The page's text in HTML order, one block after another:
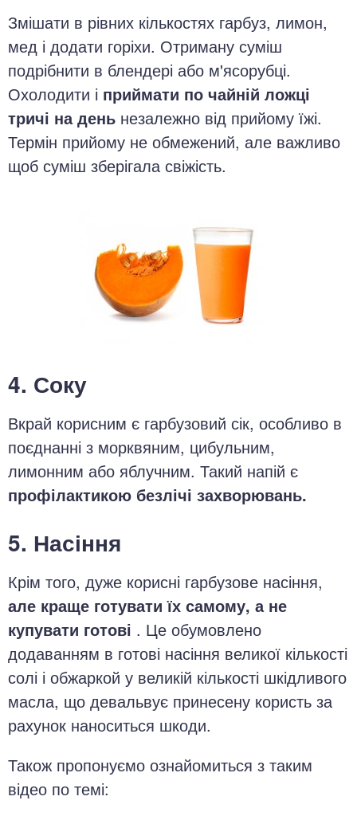
Змішати в рівних кількостях гарбуз, лимон,
мед і додати горіхи. Отриману суміш
подрібнити в блендері або м'ясорубці.
Охолодити і приймати по чайній ложці
тричі на день незалежно від прийому їжі.
Термін прийому не обмежений, але важливо
щоб суміш зберігала свіжість.
4. Соку
Вкрай корисним є гарбузовий сік, особливо в
поєднанні з морквяним, цибульним,
лимонним або яблучним. Такий напій є
профілактикою безлічі захворювань.
5. Насіння
Крім того, дуже корисні гарбузове насіння,
але краще готувати їх самому, а не
купувати готові . Це обумовлено
додаванням в готові насіння великої кількості
солі і обжаркой у великій кількості шкідливого
масла, що девальвує принесену користь за
рахунок наноситься шкоди.
Також пропонуємо ознайомиться з таким
відео по темі: